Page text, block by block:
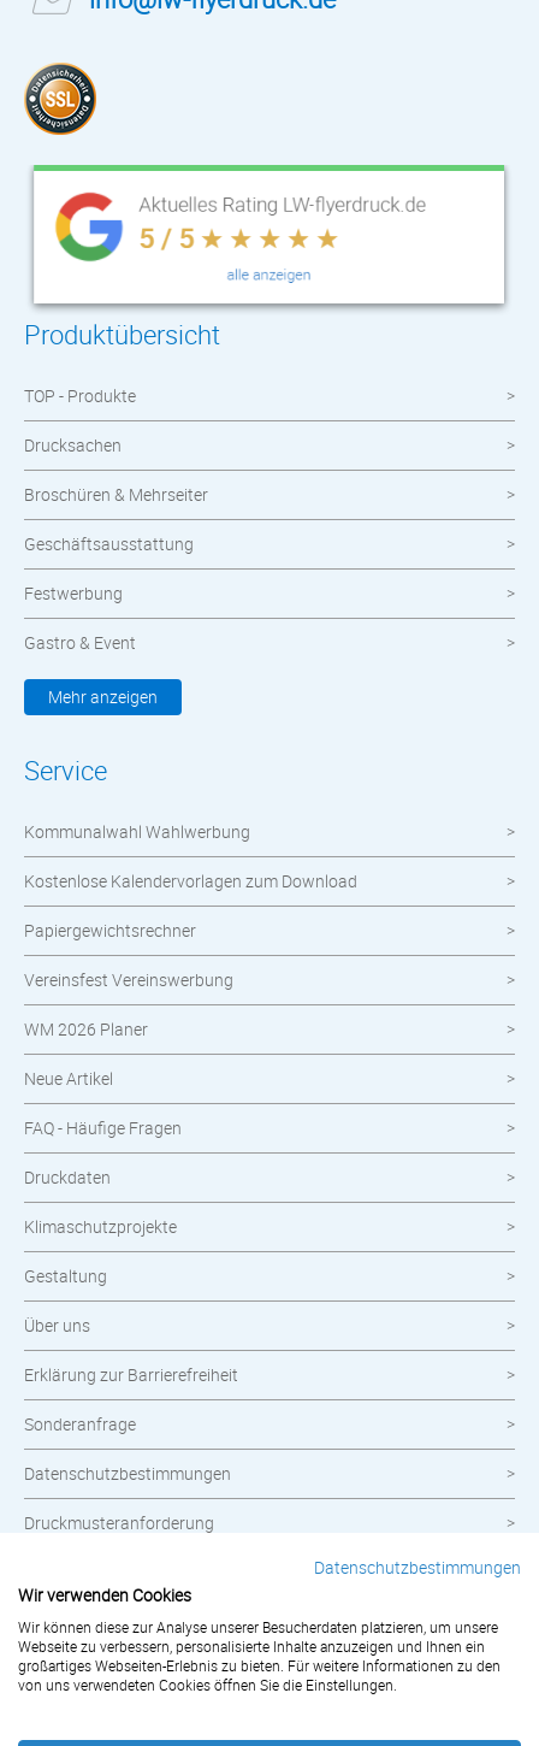
Produktübersicht
TOP - Produkte
Drucksachen
Broschüren & Mehrseiter
Geschäftsausstattung
Festwerbung
Gastro & Event
Kleidung & Textilien
meinOrt
Nachhaltige Produkte
Wahlen
Neuheiten im Shop
Mehr anzeigen
Service
Kommunalwahl Wahlwerbung
Kostenlose Kalendervorlagen zum Download
Papiergewichtsrechner
Vereinsfest Vereinswerbung
WM 2026 Planer
Neue Artikel
FAQ - Häufige Fragen
Druckdaten
Klimaschutzprojekte
Gestaltung
Über uns
Erklärung zur Barrierefreiheit
Sonderanfrage
Datenschutzbestimmungen
Druckmusteranforderung
Widerrufsbelehrung
Impressum
Datenschutzbestimmungen
Wir verwenden Cookies
Wir können diese zur Analyse unserer Besucherdaten platzieren, um unsere
Webseite zu verbessern, personalisierte Inhalte anzuzeigen und Ihnen ein
großartiges Webseiten-Erlebnis zu bieten. Für weitere Informationen zu den
von uns verwendeten Cookies öffnen Sie die Einstellungen.